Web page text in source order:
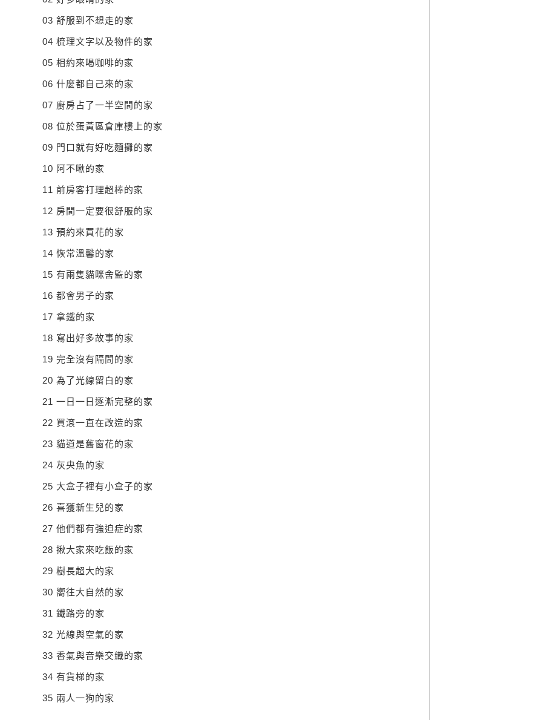
03 舒服到不想走的家
04 梳理文字以及物件的家
05 相約來喝咖啡的家
06 什麼都自己來的家
07 廚房占了一半空間的家
08 位於蛋黃區倉庫樓上的家
09 門口就有好吃麵攤的家
10 阿不啾的家
11 前房客打理超棒的家
12 房間一定要很舒服的家
13 預約來買花的家
14 恢常溫馨的家
15 有兩隻貓咪舍監的家
16 都會男子的家
17 拿鐵的家
18 寫出好多故事的家
19 完全沒有隔間的家
20 為了光線留白的家
21 一日一日逐漸完整的家
22 買滾一直在改造的家
23 貓道是舊窗花的家
24 灰央魚的家
25 大盒子裡有小盒子的家
26 喜獲新生兒的家
27 他們都有強迫症的家
28 揪大家來吃飯的家
29 樹長超大的家
30 嚮往大自然的家
31 鐵路旁的家
32 光線與空氣的家
33 香氣與音樂交織的家
34 有貨梯的家
35 兩人一狗的家